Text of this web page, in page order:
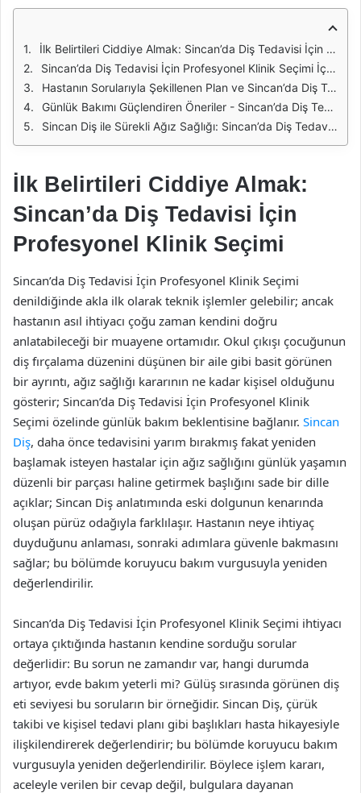
İlk Belirtileri Ciddiye Almak: Sincan’da Diş Tedavisi İçin Profesyonel Klinik Seçimi
Sincan’da Diş Tedavisi İçin Profesyonel Klinik Seçimi İçin Dolgu, Temizlik ve Diş Eti Değerlendirmesi
Hastanın Sorularıyla Şekillenen Plan ve Sincan’da Diş Tedavisi İçin Profesyonel Klinik Seçimi
Günlük Bakımı Güçlendiren Öneriler - Sincan’da Diş Tedavisi İçin Profesyonel Klinik Seçimi
Sincan Diş ile Sürekli Ağız Sağlığı: Sincan’da Diş Tedavisi İçin Profesyonel Klinik Seçimi
İlk Belirtileri Ciddiye Almak:
Sincan’da Diş Tedavisi İçin
Profesyonel Klinik Seçimi
Sincan’da Diş Tedavisi İçin Profesyonel Klinik Seçimi
denildiğinde akla ilk olarak teknik işlemler gelebilir; ancak
hastanın asıl ihtiyacı çoğu zaman kendini doğru
anlatabileceği bir muayene ortamıdır. Okul çıkışı çocuğunun
diş fırçalama düzenini düşünen bir aile gibi basit görünen
bir ayrıntı, ağız sağlığı kararının ne kadar kişisel olduğunu
gösterir; Sincan’da Diş Tedavisi İçin Profesyonel Klinik
Seçimi özelinde günlük bakım beklentisine bağlanır. Sincan
Diş, daha önce tedavisini yarım bırakmış fakat yeniden
başlamak isteyen hastalar için ağız sağlığını günlük yaşamın
düzenli bir parçası haline getirmek başlığını sade bir dille
açıklar; Sincan Diş anlatımında eski dolgunun kenarında
oluşan pürüz odağıyla farklılaşır. Hastanın neye ihtiyaç
duyduğunu anlaması, sonraki adımlara güvenle bakmasını
sağlar; bu bölümde koruyucu bakım vurgusuyla yeniden
değerlendirilir.
Sincan’da Diş Tedavisi İçin Profesyonel Klinik Seçimi ihtiyacı
ortaya çıktığında hastanın kendine sorduğu sorular
değerlidir: Bu sorun ne zamandır var, hangi durumda
artıyor, evde bakım yeterli mi? Gülüş sırasında görünen diş
eti seviyesi bu soruların bir örneğidir. Sincan Diş, çürük
takibi ve kişisel tedavi planı gibi başlıkları hasta hikayesiyle
ilişkilendirerek değerlendirir; bu bölümde koruyucu bakım
vurgusuyla yeniden değerlendirilir. Böylece işlem kararı,
aceleyle verilen bir cevap değil, bulgulara dayanan